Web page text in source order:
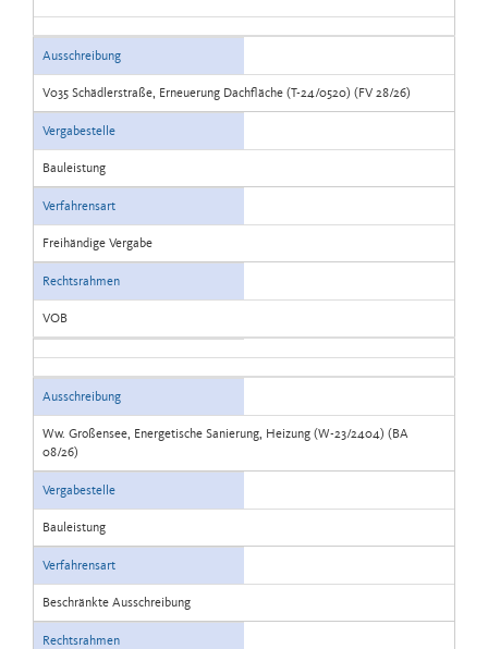
Ausschreibung
V035 Schädlerstraße, Erneuerung Dachfläche (T-24/0520) (FV 28/26)
Vergabestelle
Bauleistung
Verfahrensart
Freihändige Vergabe
Rechtsrahmen
VOB
Ausschreibung
Ww. Großensee, Energetische Sanierung, Heizung (W-23/2404) (BA
08/26)
Vergabestelle
Bauleistung
Verfahrensart
Beschränkte Ausschreibung
Rechtsrahmen